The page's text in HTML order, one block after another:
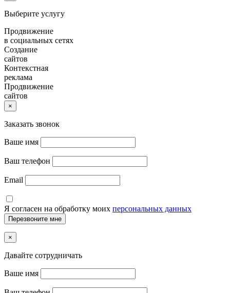
Выберите услугу
Продвижение
в социальных сетях
Создание
сайтов
Контекстная
реклама
Продвижение
сайтов
×
Заказать звонок
Ваше имя
Ваш телефон
Email
Я согласен на обработку моих персональных данных
×
Давайте сотрудничать
Ваше имя